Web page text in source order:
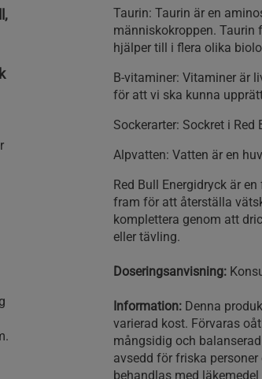
Taurin: Taurin är en
människokroppen. Taurin
hjälper till i flera olika
B-vitaminer: Vitaminer är
för att vi ska kunna
Sockerarter: Sockret i
Alpvatten: Vatten är en
Red Bull Energidryck är
fram för att återställa
komplettera genom att
eller tävling.
Doseringsanvisning:
Information: Denna
varierad kost. Förvaras
mångsidig och
avsedd för friska
behandlas med